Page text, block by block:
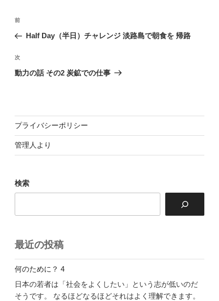
投
ナ
ビ
ゲ
ン
前
の
稿
前
Half Day（半日）チャレンジ 淡路島で朝食を 帰路
次
の
次
動力の話 その2 炭鉱での仕事
プライバシーポリシー
管理人より
検索
最近の投稿
何のために？ 4
日本の若者は「社会をよくしたい」という志が低いのだ
そうです。 なるほどなるほどそれはよく理解できます。